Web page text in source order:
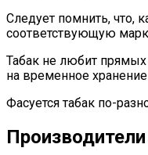
Следует помнить, что,
соответствующую
Табак не любит прямых
на временное
Фасуется табак по-